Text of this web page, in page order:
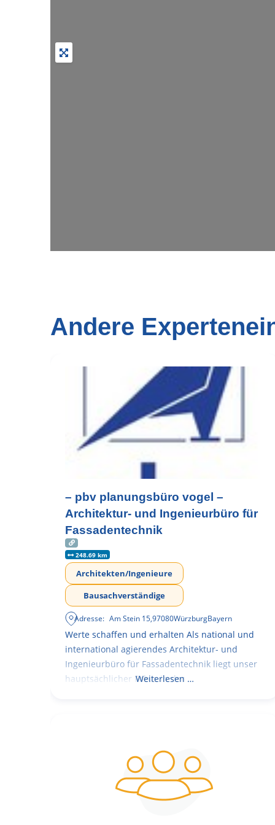
Andere
– pbv planungsbüro vogel –
Architektur- und Ingenieurbüro für
Fassadentechnik
248.69 km
Architekten/Ingenieure
Bausachverständige
Adresse: Am Stein 15,97080WürzburgBayern
Werte schaffen und erhalten Als national und
international agierendes Architektur- und
Ingenieurbüro für Fassadentechnik liegt unser
hauptsächlicher Fokus in der
Weiterlesen …